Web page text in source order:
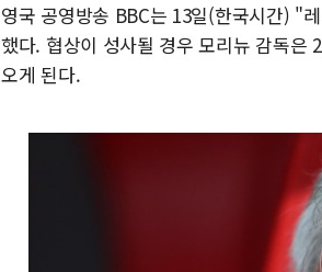
영국 공영방송 BBC는 13일(한국시간) "
했다. 협상이 성사될 경우 모리뉴 감독은
오게 된다.